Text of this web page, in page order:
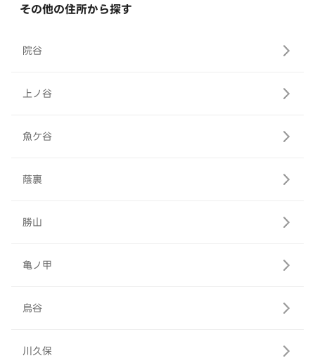
その他の住所から探す
院谷
上ノ谷
魚ケ谷
蔭裏
勝山
亀ノ甲
烏谷
川久保